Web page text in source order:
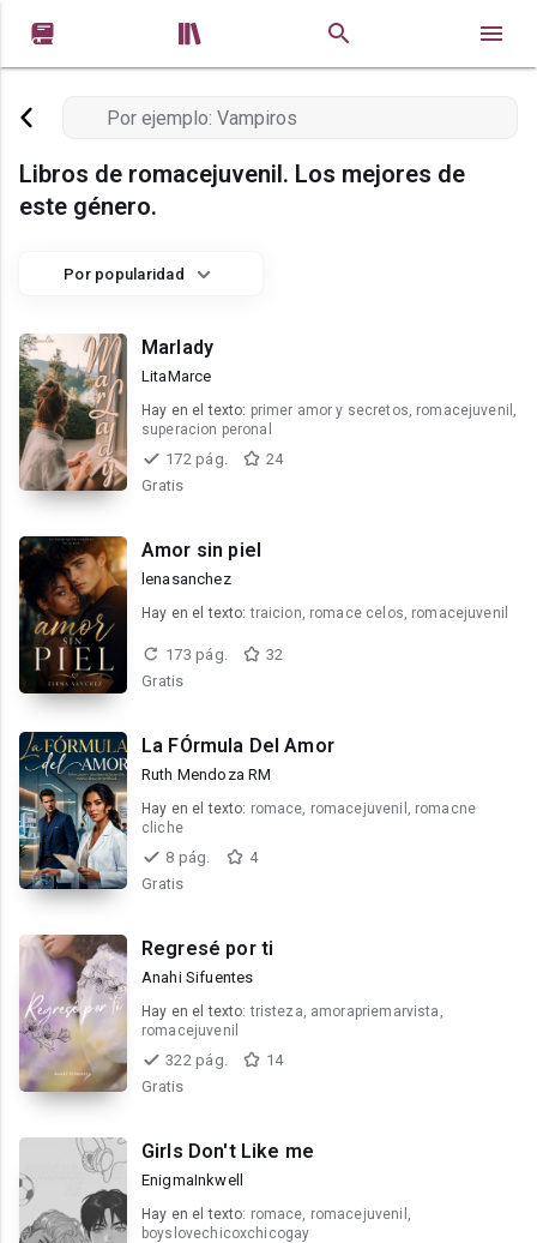
 
Libros de romacejuvenil. Los mejores de
este género.
Por popularidad
Marlady
LitaMarce
Hay en el texto: primer amor y secretos, romacejuvenil,
superacion peronal
172 pág.
24
Gratis
Amor sin piel
lenasanchez
Hay en el texto:traicion, romace celos, romacejuvenil
173 pág.
32
Gratis
La FÓrmula Del Amor
Ruth Mendoza RM
Hay en el texto: romace, romacejuvenil, romacne
cliche
8 pág.
4
Gratis
Regresé por ti
Anahi Sifuentes
Hay en el texto:tristeza, amorapriemarvista,
romacejuvenil
322 pág.
14
Gratis
Girls Don't Like me
EnigmaInkwell
Hay en el texto: romace, romacejuvenil,
boyslovechicoxchicogay